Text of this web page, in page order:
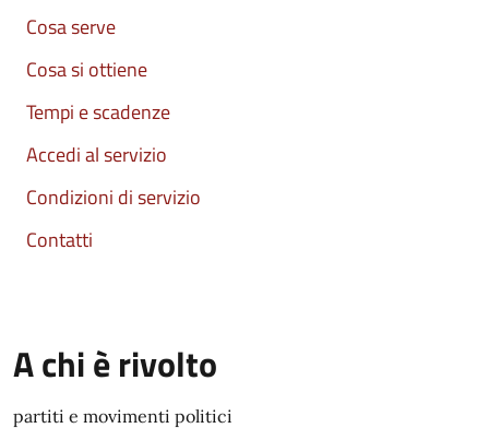
Cosa serve
Cosa si ottiene
Tempi e scadenze
Accedi al servizio
Condizioni di servizio
Contatti
A chi è rivolto
partiti e movimenti politici